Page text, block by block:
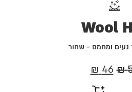
Wool
נעים ומחמם - שחור
₪ המחיר
המקורי
46
₪